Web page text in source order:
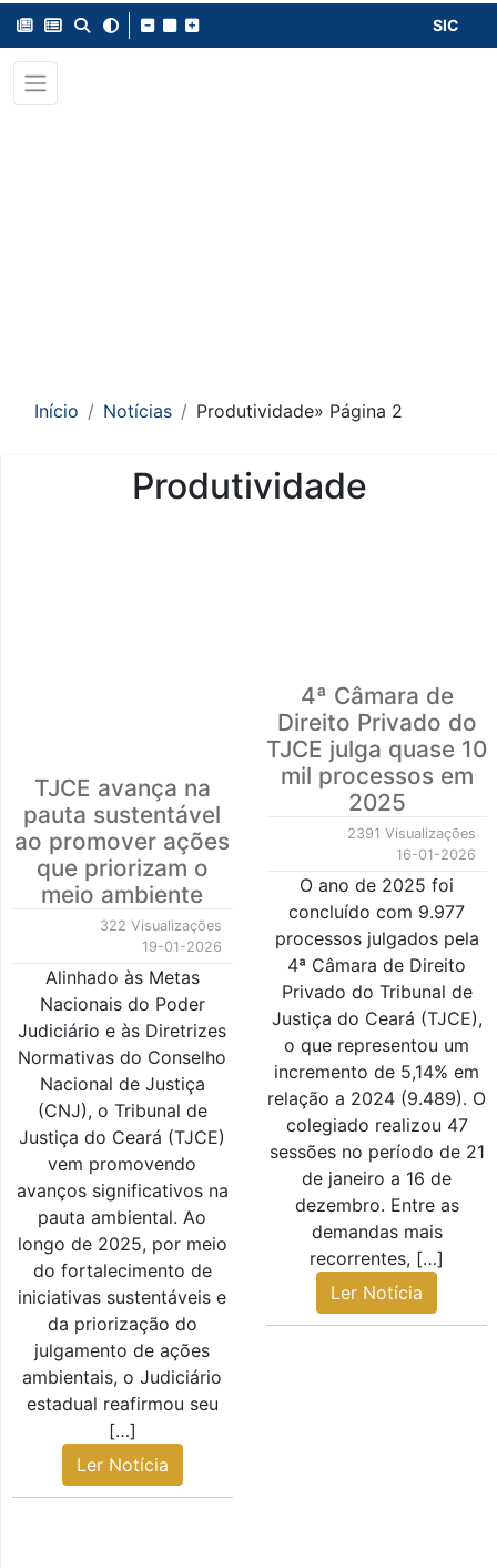
SIC
Início Notícias Produtividade» Página 2
Produtividade
TJCE avança na
pauta sustentável
ao promover ações
que priorizam o
meio ambiente
322 Visualizações
19-01-2026
Alinhado às Metas
Nacionais do Poder
Judiciário e às Diretrizes
Normativas do Conselho
Nacional de Justiça
(CNJ), o Tribunal de
Justiça do Ceará (TJCE)
vem promovendo
avanços significativos na
pauta ambiental. Ao
longo de 2025, por meio
do fortalecimento de
iniciativas sustentáveis e
da priorização do
julgamento de ações
ambientais, o Judiciário
estadual reafirmou seu
[…]
Ler Notícia
4ª Câmara de
Direito Privado do
TJCE julga quase 10
mil processos em
2025
2391 Visualizações
16-01-2026
O ano de 2025 foi
concluído com 9.977
processos julgados pela
4ª Câmara de Direito
Privado do Tribunal de
Justiça do Ceará (TJCE),
o que representou um
incremento de 5,14% em
relação a 2024 (9.489). O
colegiado realizou 47
sessões no período de 21
de janeiro a 16 de
dezembro. Entre as
demandas mais
recorrentes, […]
Ler Notícia